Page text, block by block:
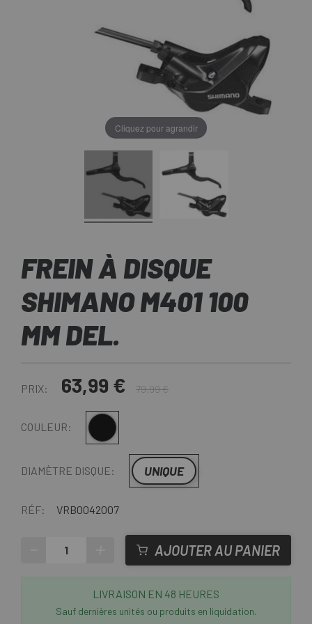
Cliquez pour agrandir
FREIN À DISQUE
SHIMANO M401 100
MM DEL.
PRIX: 63,99 € 79,99 €
COULEUR: Multi
DIAMÈTRE DISQUE: UNIQUE
RÉF: VRB0042007
AJOUTER AU PANIER
LIVRAISON EN 48 HEURES
Sauf dernières unités ou produits en liquidation.